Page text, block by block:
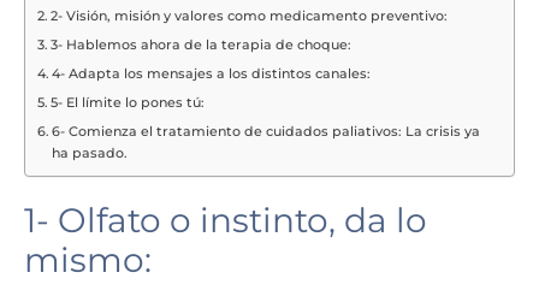
2- Visión, misión y valores como medicamento preventivo:
3- Hablemos ahora de la terapia de choque:
4- Adapta los mensajes a los distintos canales:
5- El límite lo pones tú:
6- Comienza el tratamiento de cuidados paliativos: La crisis ya
ha pasado.
1- Olfato o instinto, da lo
mismo: